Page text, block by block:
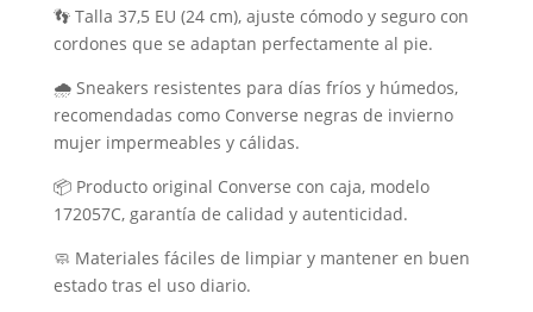
👣 Talla 37,5 EU (24 cm), ajuste cómodo y seguro con
cordones que se adaptan perfectamente al pie.
🌧️ Sneakers resistentes para días fríos y húmedos,
recomendadas como Converse negras de invierno
mujer impermeables y cálidas.
📦 Producto original Converse con caja, modelo
172057C, garantía de calidad y autenticidad.
🧼 Materiales fáciles de limpiar y mantener en buen
estado tras el uso diario.